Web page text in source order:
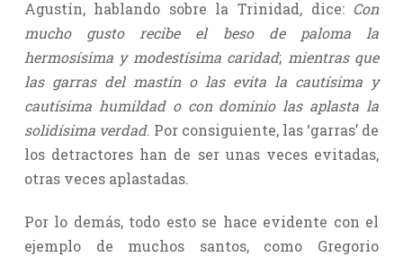
Agustín, hablando sobre la Trinidad, dice: Con
mucho gusto recibe el beso de paloma la
hermosísima y modestísima caridad; mientras que
las garras del mastín o las evita la cautísima y
cautísima humildad o con dominio las aplasta la
solidísima verdad. Por consiguiente, las ‘garras’ de
los detractores han de ser unas veces evitadas,
otras veces aplastadas.
Por lo demás, todo esto se hace evidente con el
ejemplo de muchos santos, como Gregorio